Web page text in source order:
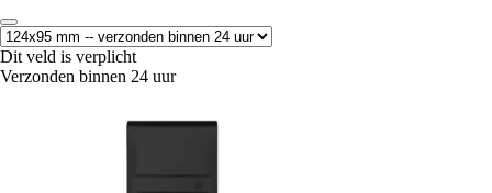
Dit veld is verplicht
Verzonden binnen 24 uur